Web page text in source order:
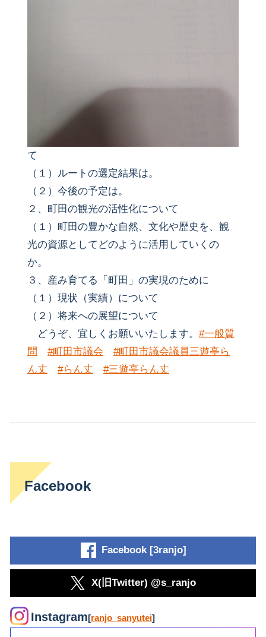
て
（１）ルートの選定結果は。
（２）今後の予定は。
２、町田の観光の活性化について
（１）町田の豊かな自然、文化や歴史を、観
光の資源としてどのように活用していくの
か。
３、産み育てる「町田」の実現のために
（１）現状（実績）について
（２）将来への展望について
どうぞ、宜しくお願いいたします。 #一般質
問
#町田市議会
#町田市議会議員三遊亭ら
ん丈
#らん丈 #三遊亭らん丈
Facebook
Facebook [3ranjo]
X(旧Twitter) @s_ranjo
Instagram[ranjo_sanyutei]